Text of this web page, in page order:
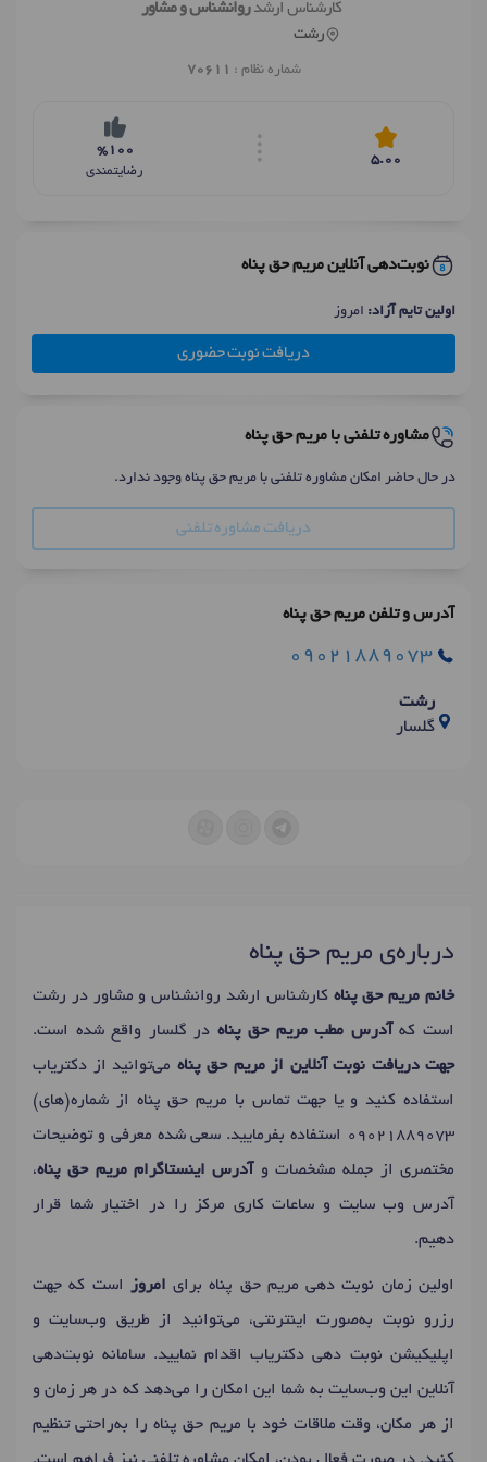
کارشناس ارشدروانشناس و مشاور
رشت
شماره نظام : 70611
5.00
%100
رضایتمندی
نوبت‌دهی آنلاین مریم حق پناه
اولین تایم آزاد: امروز
دریافت نوبت حضوری
مشاوره تلفنی با مریم حق پناه
در حال حاضر امکان مشاوره تلفنی با مریم حق پناه وجود ندارد.
دریافت مشاوره تلفنی
آدرس و تلفن مریم حق پناه
09021889073
رشت
گلسار
درباره‌ی مریم حق پناه
خانم مریم حق پناه کارشناس ارشد روانشناس و مشاور در رشت
است که آدرس مطب مریم حق پناه در گلسار واقع شده است.
جهت دریافت نوبت آنلاین از مریم حق پناه می‌توانید از دکتریاب
استفاده کنید و یا جهت تماس با مریم حق پناه از شماره(های)
09021889073 استفاده بفرمایید. سعی شده معرفی و توضیحات
مختصری از جمله مشخصات و آدرس اینستاگرام مریم حق پناه،
آدرس وب سایت و ساعات کاری مرکز را در اختیار شما قرار
دهیم.
اولین زمان نوبت دهی مریم حق پناه برای امروز است که جهت
رزرو نوبت به‌صورت اینترنتی، می‌توانید از طریق وب‌سایت و
اپلیکیشن نوبت دهی دکتریاب اقدام نمایید. سامانه نوبت‌دهی
آنلاین این وب‌سایت به شما این امکان را می‌دهد که در هر زمان و
از هر مکان، وقت ملاقات خود با مریم حق پناه را به‌راحتی تنظیم